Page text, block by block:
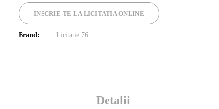
INSCRIE-TE LA LICITATIA ONLINE
Brand: Licitatie 76
Detalii